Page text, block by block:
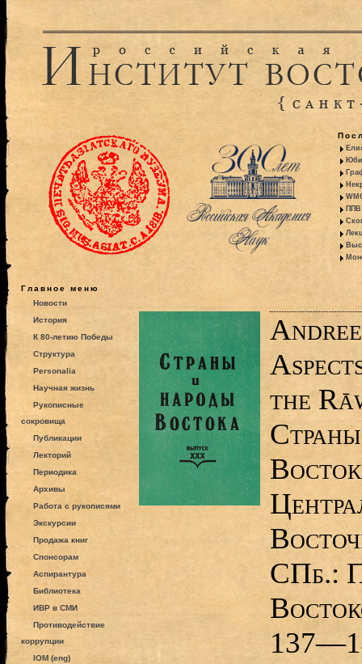
ППВ
Главное меню
Новости
История
К 80-летию Победы
Структура
Personalia
Научная жизнь
Рукописные
сокровища
Публикации
Лекторий
Периодика
Архивы
Работа с рукописями
Экскурсии
Продажа книг
Спонсорам
Аспирантура
Библиотека
ИВР в СМИ
Противодействие
коррупции
IOM (eng)
the
СПб.: